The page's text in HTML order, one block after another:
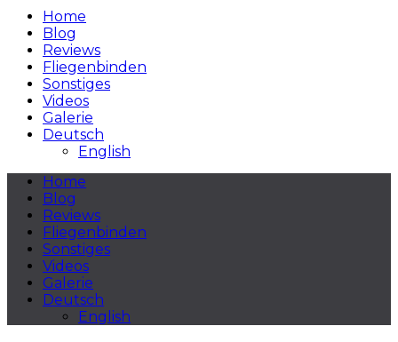
Home
Blog
Reviews
Fliegenbinden
Sonstiges
Videos
Galerie
Deutsch
English
Home
Blog
Reviews
Fliegenbinden
Sonstiges
Videos
Galerie
Deutsch
English